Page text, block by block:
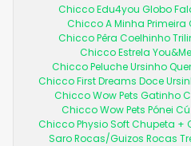
Chicco Edu4you Globo
Chicco A Minha Primeira
Chicco Pêra Coelhinho
Chicco Estrela
Chicco Peluche Ursinho
Chicco First Dreams Doce
Chicco Wow Pets Gatinho
Chicco Wow Pets Pónei
Chicco Physio Soft Chupeta +
Saro Rocas/Guizos Rocas